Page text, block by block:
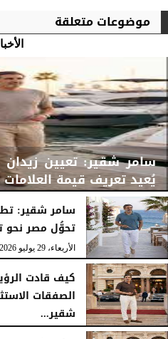
موضوعات متعلقة
سامر شقير: تعيين زيدان
يُعيد تعريف قيمة العلامات
الأربعاء، 29 يوليو 2026 02:25 مـ
سامر شقير:
تحوُّل مصر نحو
الأربعاء، 29 يوليو 2026
كيف قادت
الصفقات
شقير...
الثلاثاء، 28 يوليو 2026 03:49 مـ